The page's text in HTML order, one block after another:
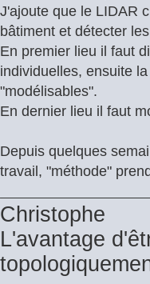
J'ajoute que le LIDAR
bâtiment et détecter
En premier lieu il faut
individuelles, ensuite
"modélisables".
En dernier lieu il faut
Depuis quelques
travail, "méthode"
Christophe
L'avantage